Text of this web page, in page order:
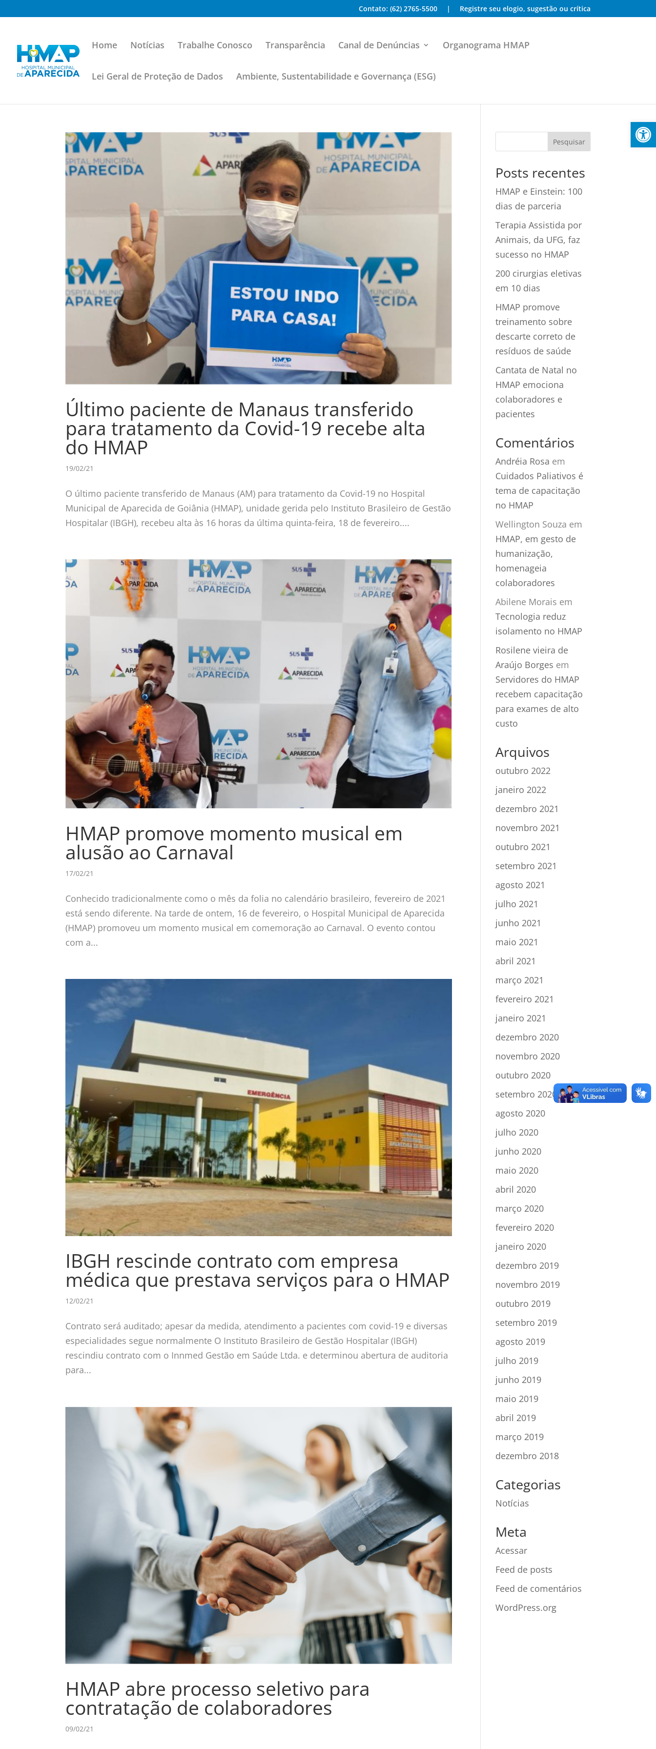
Abrir
Contato: (62) 2765-5500 | Registre seu elogio, sugestão ou crítica
Home Notícias Trabalhe Conosco Transparência Canal de Denúncias Organograma HMAP
Lei Geral de Proteção de Dados Ambiente, Sustentabilidade e Governança (ESG)
Último paciente de Manaus transferido
para tratamento da Covid-19 recebe alta
do HMAP
19/02/21
O último paciente transferido de Manaus (AM) para tratamento da Covid-19 no Hospital
Municipal de Aparecida de Goiânia (HMAP), unidade gerida pelo Instituto Brasileiro de Gestão
Hospitalar (IBGH), recebeu alta às 16 horas da última quinta-feira, 18 de fevereiro....
HMAP promove momento musical em
alusão ao Carnaval
17/02/21
Conhecido tradicionalmente como o mês da folia no calendário brasileiro, fevereiro de 2021
está sendo diferente. Na tarde de ontem, 16 de fevereiro, o Hospital Municipal de Aparecida
(HMAP) promoveu um momento musical em comemoração ao Carnaval. O evento contou
com a...
IBGH rescinde contrato com empresa
médica que prestava serviços para o HMAP
12/02/21
Contrato será auditado; apesar da medida, atendimento a pacientes com covid-19 e diversas
especialidades segue normalmente O Instituto Brasileiro de Gestão Hospitalar (IBGH)
rescindiu contrato com o Innmed Gestão em Saúde Ltda. e determinou abertura de auditoria
para...
HMAP abre processo seletivo para
contratação de colaboradores
09/02/21
Posts recentes
HMAP e Einstein: 100
dias de parceria
Terapia Assistida por
Animais, da UFG, faz
sucesso no HMAP
200 cirurgias eletivas
em 10 dias
HMAP promove
treinamento sobre
descarte correto de
resíduos de saúde
Cantata de Natal no
HMAP emociona
colaboradores e
pacientes
Comentários
Andréia Rosa em
Cuidados Paliativos é
tema de capacitação
no HMAP
Wellington Souza em
HMAP, em gesto de
humanização,
homenageia
colaboradores
Abilene Morais em
Tecnologia reduz
isolamento no HMAP
Rosilene vieira de
Araújo Borges em
Servidores do HMAP
recebem capacitação
para exames de alto
custo
Arquivos
outubro 2022
janeiro 2022
dezembro 2021
novembro 2021
outubro 2021
setembro 2021
agosto 2021
julho 2021
junho 2021
maio 2021
abril 2021
março 2021
fevereiro 2021
janeiro 2021
dezembro 2020
novembro 2020
outubro 2020
setembro 2020
agosto 2020
julho 2020
junho 2020
maio 2020
abril 2020
março 2020
fevereiro 2020
janeiro 2020
dezembro 2019
novembro 2019
outubro 2019
setembro 2019
agosto 2019
julho 2019
junho 2019
maio 2019
abril 2019
março 2019
dezembro 2018
Categorias
Notícias
Meta
Acessar
Feed de posts
Feed de comentários
WordPress.org